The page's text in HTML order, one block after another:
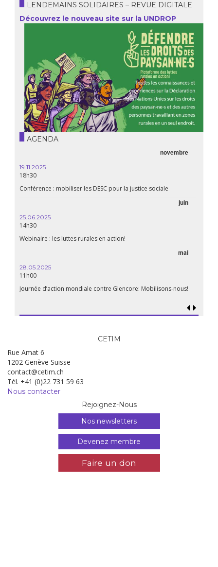
LENDEMAINS SOLIDAIRES – REVUE DIGITALE
Découvrez le nouveau site sur la UNDROP
AGENDA
novembre
19.11.2025
18h30
Conférence : mobiliser les DESC pour la justice sociale
juin
25.06.2025
14h30
Webinaire : les luttes rurales en action!
mai
28.05.2025
11h00
Journée d’action mondiale contre Glencore: Mobilisons-nous!
CETIM
Rue Amat 6
1202 Genève Suisse
contact@cetim.ch
Tél. +41 (0)22 731 59 63
Nous contacter
Rejoignez-Nous
Nos newsletters
Devenez membre
Faire un don